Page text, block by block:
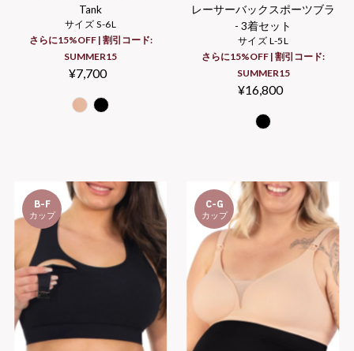
Tank
サイズ S-6L
さらに15%OFF | 割引コード:
SUMMER15
Regular
¥7,700
レーサーバックスポーツブラ
- 3着セット
サイズ L-5L
さらに15%OFF | 割引コード:
SUMMER15
Regular
¥16,800
B-F
カップ
C-G
カップ